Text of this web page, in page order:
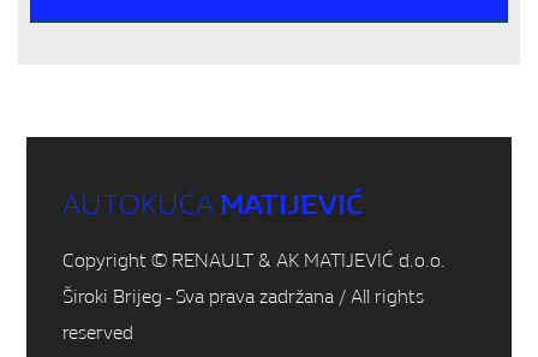
AUTOKUĆA MATIJEVIĆ
Copyright © RENAULT & AK MATIJEVIĆ d.o.o.
Široki Brijeg - Sva prava zadržana / All rights
reserved